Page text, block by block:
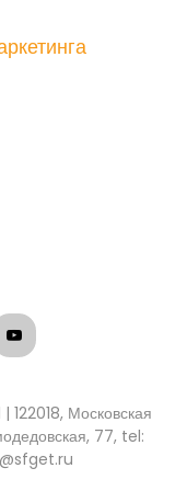
Московская
77, tel: